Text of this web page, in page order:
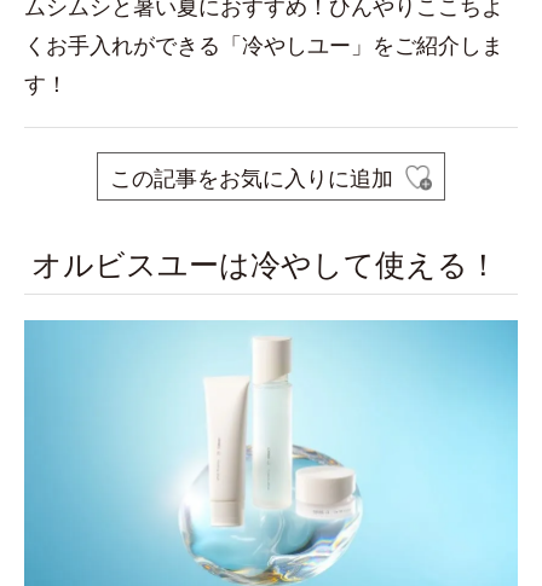
ムシムシと暑い夏におすすめ！ひんやりここちよ
くお手入れができる「冷やしユー」をご紹介しま
す！
この記事をお気に入りに追加
オルビスユーは冷やして使える！